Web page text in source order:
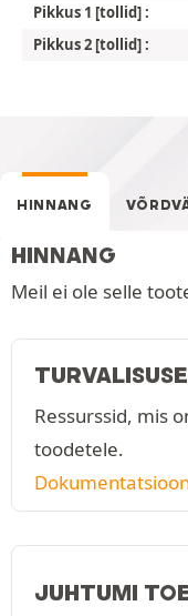
Pikkus 1 [tollid] :
Pikkus 2 [tollid] :
HINNANG
HINNANG
Meil ei ole selle
Ressurssid, mis
toodetele.
JUHTUMI